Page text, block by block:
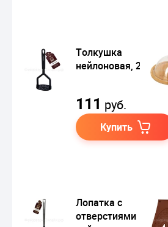
Толкушка
нейлоновая, 24 см
111 руб.
Купить
Лопатка с
отверстиями